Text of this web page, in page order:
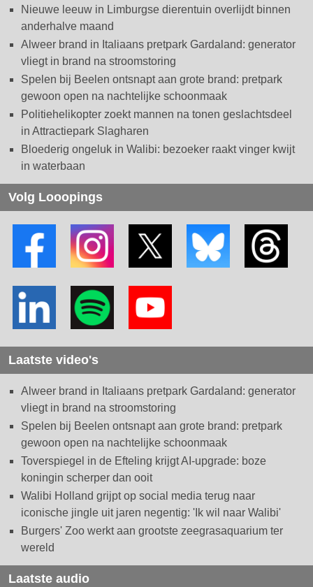
Nieuwe leeuw in Limburgse dierentuin overlijdt binnen
anderhalve maand
Alweer brand in Italiaans pretpark Gardaland: generator
vliegt in brand na stroomstoring
Spelen bij Beelen ontsnapt aan grote brand: pretpark
gewoon open na nachtelijke schoonmaak
Politiehelikopter zoekt mannen na tonen geslachtsdeel
in Attractiepark Slagharen
Bloederig ongeluk in Walibi: bezoeker raakt vinger kwijt
in waterbaan
Volg Looopings
Laatste video's
Alweer brand in Italiaans pretpark Gardaland: generator
vliegt in brand na stroomstoring
Spelen bij Beelen ontsnapt aan grote brand: pretpark
gewoon open na nachtelijke schoonmaak
Toverspiegel in de Efteling krijgt AI-upgrade: boze
koningin scherper dan ooit
Walibi Holland grijpt op social media terug naar
iconische jingle uit jaren negentig: 'Ik wil naar Walibi'
Burgers' Zoo werkt aan grootste zeegrasaquarium ter
wereld
Laatste audio